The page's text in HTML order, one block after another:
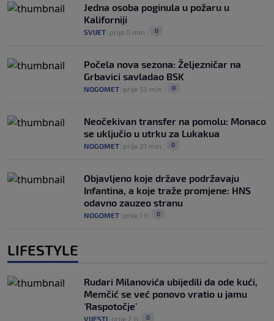
Jedna osoba poginula u požaru u
Kaliforniji
SVIJET prije 0 min. 0
Počela nova sezona: Željezničar na
Grbavici savladao BSK
NOGOMET prije 53 min. 0
Neočekivan transfer na pomolu: Monaco
se uključio u utrku za Lukakua
NOGOMET prije 21 min. 0
Objavljeno koje države podržavaju
Infantina, a koje traže promjene: HNS
odavno zauzeo stranu
NOGOMET prije 1 h 0
LIFESTYLE
Rudari Milanovića ubijedili da ode kući,
Memčić se već ponovo vratio u jamu
'Raspotočje'
VIJESTI prije 2 h 0